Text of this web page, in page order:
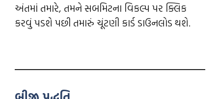
અંતમાં તમારે, તમને સબમિટના વિકલ્પ પર ક્લિક
કરવું પડશે પછી તમારું ચૂંટણી કાર્ડ ડાઉનલોડ થશે.